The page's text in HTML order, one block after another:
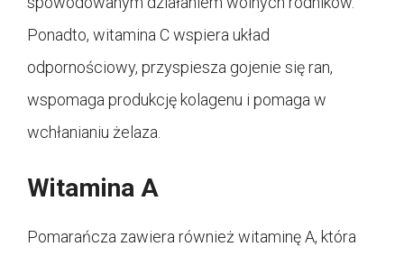
Ponadto, witamina C wspiera układ
odpornościowy, przyspiesza gojenie się ran,
wspomaga produkcję kolagenu i pomaga w
wchłanianiu żelaza.
Witamina A
Pomarańcza zawiera również witaminę A, która